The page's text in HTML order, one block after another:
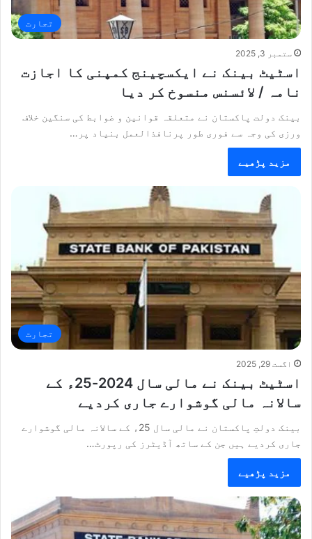
تجارت
ستمبر 3, 2025
اسٹیٹ بینک نے ایکسچینج کمپنی کا اجازت
نامہ / لائسنس منسوخ کر دیا
بینک دولت پاکستان نے متعلقہ قوانین و ضوابط کی سنگین خلاف
ورزی کی وجہ سے فوری طور پرنافذالعمل بنیاد پر…
مزید پڑھیے
تجارت
اگست 29, 2025
اسٹیٹ بینک نے مالی سال 2024-25ء کے
سالانہ مالی گوشوارے جاری کردیے
بینک دولتِ پاکستان نے مالی سال 25ء کے سالانہ مالی گوشوارے
جاری کردیے ہیں جن کے ساتھ آڈیٹرز کی رپورٹ…
مزید پڑھیے